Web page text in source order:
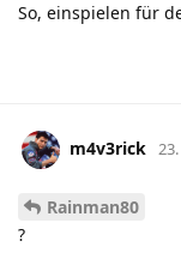
So, einspielen für
m4v3rick
Rainman80
?